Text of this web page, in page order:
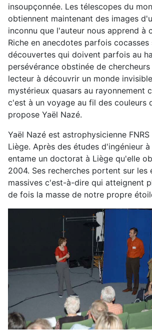
insoupçonnée. Les télescopes du
obtiennent maintenant des images
inconnu que l'auteur nous apprend à
Riche en anecdotes parfois cocasses
découvertes qui doivent parfois au
persévérance obstinée de
lecteur à découvrir un monde
mystérieux quasars au rayonnement
c'est à un voyage au fil des couleurs
propose Yaël Nazé.
Yaël Nazé est astrophysicienne
Liège. Après des études d'ingénieur
entame un doctorat à Liège qu'elle
2004. Ses recherches portent sur les
massives c'est-à-dire qui atteignent
de fois la masse de notre propre